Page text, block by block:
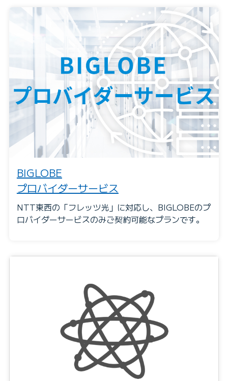
BIGLOBE
プロバイダーサービス
NTT東西の「フレッツ光」に対応し、BIGLOBEのプ
ロバイダーサービスのみご契約可能なプランです。